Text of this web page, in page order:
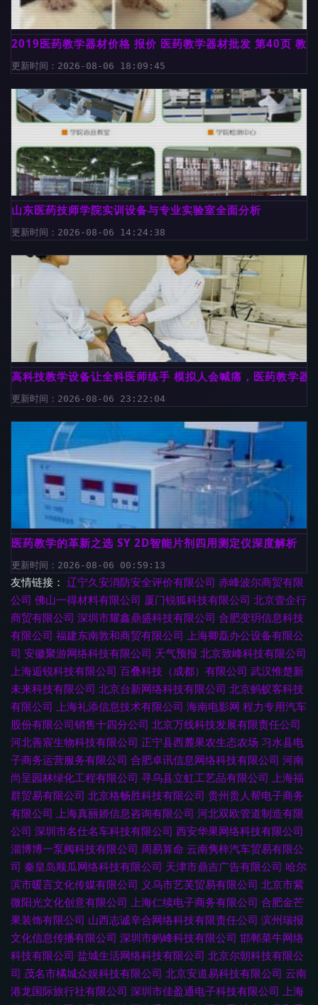
2019医药教学器材价格 报价 医药教学器材批发 第40页 教
更新时间：2026-08-06 18:09:45
山东医药技师学院实训设备与专业实验室全面分析
更新时间：2026-08-06 14:24:38
高科技教学设备让全科医师练手 模拟人会喊痛，医药教学器
更新时间：2026-08-06 23:22:04
医药教学的革新之选 SY 2D智能片剂四用测定仪深度解析
更新时间：2026-08-06 00:59:13
友情链接： 辽宁久安消防安全评价有限公司 赤峰波尔商贸有限
公司 佛山一得材料有限公司 厦门锐狐科技有限公司 北京壹企行
商贸有限公司 深圳市耀鑫鼎盛科技有限公司 合肥变玥信息科技
有限公司 福建东南敦和商贸有限公司 上海卿磊办公设备有限公
司 安徽聚游网络科技有限公司 天气预报 北京致峰科技有限公司
上海逅锐科技有限公司 百叠科技（成都）有限公司 武汉惟楚新
未来科技有限公司 北京台新网络科技有限公司 北京蚂蚁客科技
有限公司 上海礼添信息技术有限公司 海南电影网 程力专用汽车
股份有限公司销售十四分公司 北京万线科技发展有限责任公司
河北善宸生物科技有限公司 正宁县西麓果农生态农场 习水县电
子商务运营服务有限公司 合肥卓讯信息网络科技有限公司 河南
尚呈园林绿化工程有限公司 寻乌县立虹工艺品有限公司 上海福
群贸易有限公司 北京格畅胜科技有限公司 贵州贵人帮电子商务
有限公司 上海真丽娇信息咨询有限公司 河北双欧管道制造有限
公司 深圳市名仕名车科技有限公司 西安华果网络科技有限公司
淄博博一泵阀科技有限公司 周易算命 云南隽梓汽车贸易有限公
司 秦皇岛顺瓜网络科技有限公司 天津市鼎吉广告有限公司 哈尔
滨市暖言文化传媒有限公司 义乌市艺芙贸易有限公司 北京市紫
微阳光文化创意有限公司 上海仁续电子商务有限公司 合肥金芒
果装饰有限公司 山西志诚辛合网络科技有限责任公司 滨州瑞报
文化信息传播有限公司 深圳市蚂峰科技有限公司 邯郸菜牛网络
科技有限公司 盐城生活网络科技有限公司 北京尔朝科技有限公
司 茂名市橘城众娱科技有限公司 北京安道易科技有限公司 云南
港龙国际旅行社有限公司 深圳市佳盈通电子科技有限公司 上海